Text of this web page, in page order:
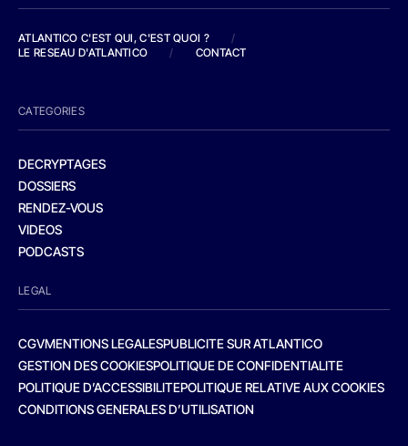
ATLANTICO C'EST QUI, C'EST QUOI ?
/
LE RESEAU D'ATLANTICO
/ CONTACT
CATEGORIES
DECRYPTAGES
DOSSIERS
RENDEZ-VOUS
VIDEOS
PODCASTS
LEGAL
CGVMENTIONS LEGALESPUBLICITE SUR ATLANTICO
GESTION DES COOKIESPOLITIQUE DE CONFIDENTIALITE
POLITIQUE D’ACCESSIBILITEPOLITIQUE RELATIVE AUX COOKIES
CONDITIONS GENERALES D’UTILISATION